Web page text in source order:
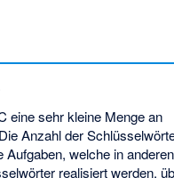
eine sehr kleine Menge an
Anzahl der
Aufgaben, welche in
realisiert werden,